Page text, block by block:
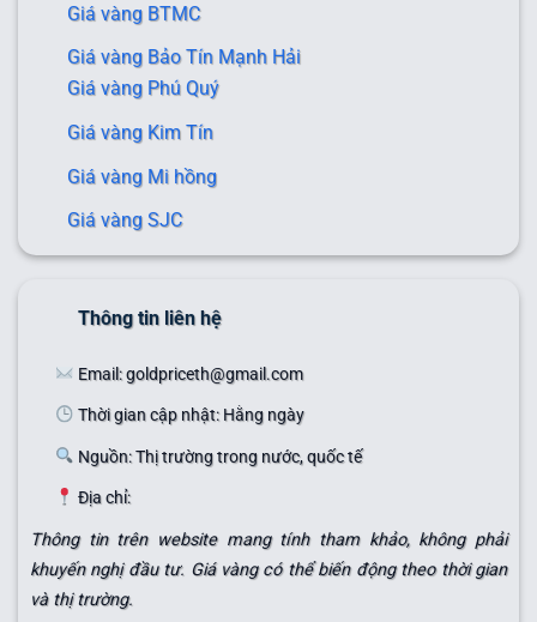
Giá vàng BTMC
Giá vàng Bảo Tín Mạnh Hải
Giá vàng Phú Quý
Giá vàng Kim Tín
Giá vàng Mi hồng
Giá vàng SJC
Thông tin liên hệ
Email: goldpriceth@gmail.com
Thời gian cập nhật: Hằng ngày
Nguồn: Thị trường trong nước, quốc tế
Địa chỉ:
Thông tin trên website mang tính tham khảo, không phải
khuyến nghị đầu tư. Giá vàng có thể biến động theo thời gian
và thị trường.